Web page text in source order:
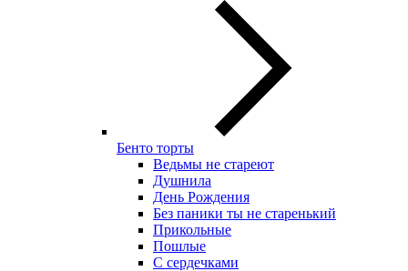
Бенто торты
Ведьмы не стареют
Душнила
День Рождения
Без паники ты не старенький
Прикольные
Пошлые
С сердечками